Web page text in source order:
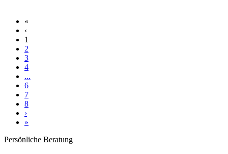
«
‹
1
2
3
4
...
6
7
8
›
»
Persönliche Beratung